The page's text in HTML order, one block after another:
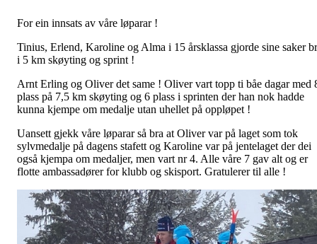
For ein innsats av våre løparar !
Tinius, Erlend, Karoline og Alma i 15 årsklassa gjorde sine saker
i 5 km skøyting og sprint !
Arnt Erling og Oliver det same ! Oliver vart topp ti båe dagar med
plass på 7,5 km skøyting og 6 plass i sprinten der han nok hadde
kunna kjempe om medalje utan uhellet på oppløpet !
Uansett gjekk våre løparar så bra at Oliver var på laget som tok
sylvmedalje på dagens stafett og Karoline var på jentelaget der dei
også kjempa om medaljer, men vart nr 4. Alle våre 7 gav alt og er
flotte ambassadører for klubb og skisport. Gratulerer til alle !